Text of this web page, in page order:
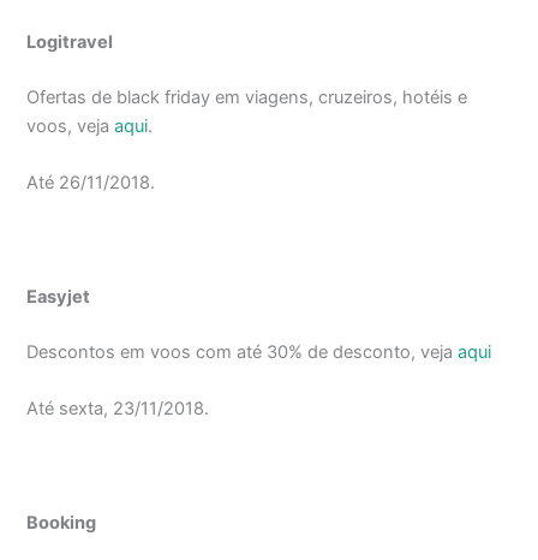
Logitravel
Ofertas de black friday em viagens, cruzeiros, hotéis e
voos, vejaaqui.
Até 26/11/2018.
Easyjet
Descontos em voos com até 30% de desconto, vejaaqui
Até sexta, 23/11/2018.
Booking